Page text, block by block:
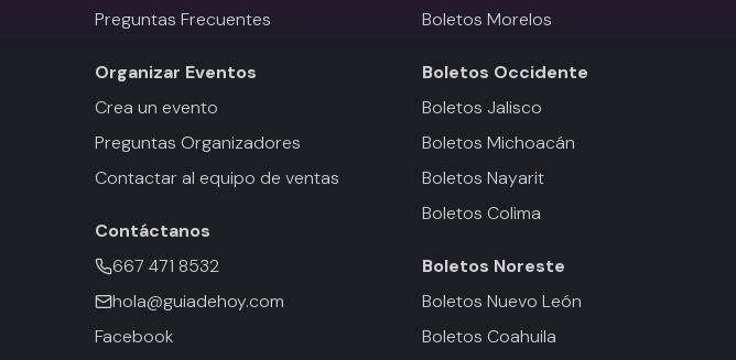
Preguntas Frecuentes
Organizar Eventos
Crea un evento
Preguntas Organizadores
Contactar al equipo de ventas
Contáctanos
667 471 8532
hola@guiadehoy.com
Facebook
Boletos Morelos
Boletos Occidente
Boletos Jalisco
Boletos Michoacán
Boletos Nayarit
Boletos Colima
Boletos Noreste
Boletos Nuevo León
Boletos Coahuila